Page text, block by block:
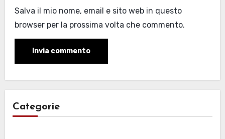
Salva il mio nome, email e sito web in questo
browser per la prossima volta che commento.
Categorie